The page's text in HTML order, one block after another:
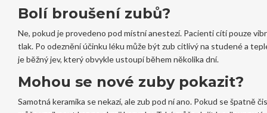
Bolí broušení zubů?
Ne, pokud je provedeno pod místní anestezí. Pacienti cítí pouze
tlak. Po odeznění účinku léku může být zub citlivý na studené a
je běžný jev, který obvykle ustoupí během několika dní.
Mohou se nové zuby pokazit?
Samotná keramika se nekazí, ale zub pod ní ano. Pokud se špatně